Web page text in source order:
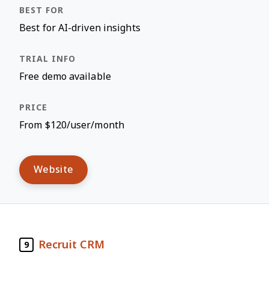
Best for AI-driven insights
Free demo available
From $120/user/month
Website
9 Recruit CRM